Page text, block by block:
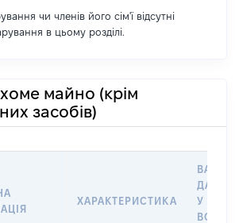
чи членів його сім'ї відсутні
в цьому розділі.
майно (крім
засобів)
ХАРАКТЕРИСТИКА
ДАТУ
У